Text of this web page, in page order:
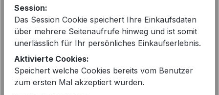
XL - 42
XS - 34
Produkt Anzahl: Gib den
In den Warenkorb
Session:
Das Session Cookie speichert Ihre Einkaufsdaten
über mehrere Seitenaufrufe hinweg und ist somit
unerlässlich für Ihr persönliches Einkaufserlebnis.
Aktivierte Cookies:
Speichert welche Cookies bereits vom Benutzer
zum ersten Mal akzeptiert wurden.